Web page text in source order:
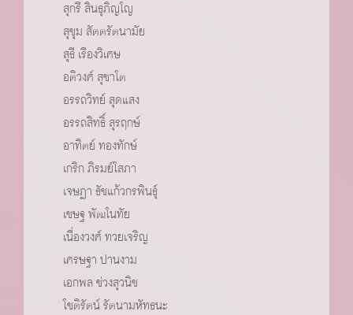
สุกรี สินธุภิญโญ
สุขุม สัตตรัตนามัย
สุธี เรืองวิเศษ
อติวงศ์ สุชาโต
อรรถวิทย์ สุดแสง
อรรถสิทธิ์ สุรฤกษ์
อาทิตย์ ทองทักษ์
เกริก ภิรมย์โสภา
เจษฏา ธัชแก้วกรพินธ์ุ
เชษฐ พัฒโนทัย
เนื่องวงศ์ ทวยเจริญ
เศรษฐา ปานงาม
เอกพล ช่วงสุวนิช
โชติรัตน์ รัตนามหัทธนะ